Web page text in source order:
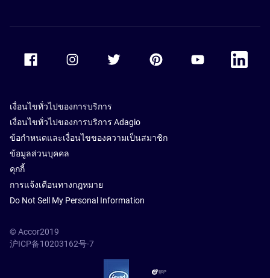
Accor Facebook Accor TwitterAccor PinterestAccor Youtube
Accor
เงื่อนไขทั่วไปของการบริการ
เงื่อนไขทั่วไปของการบริการ Adagio
ข้อกำหนดและเงื่อนไขของความเป็นสมาชิก
ข้อมูลส่วนบุคคล
คุกกี้
การแจ้งเตือนทางกฎหมาย
Do Not Sell My Personal Information
© Accor2019
沪ICP备10203162号-7